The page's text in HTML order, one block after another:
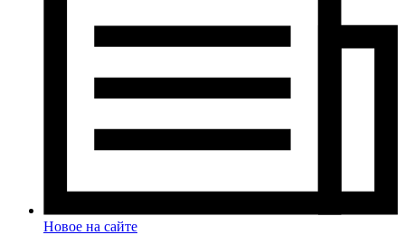
Новое на сайте